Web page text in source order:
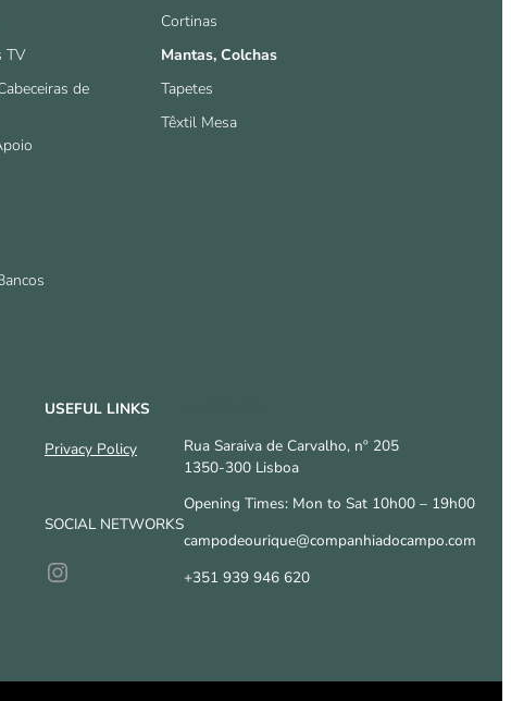
TV
de
Cortinas
Mantas, Colchas
Tapetes
Têxtil Mesa
USEFUL LINKS
Privacy Policy
SOCIAL NETWORKS
Instagram
Rua Saraiva de Carvalho, nº 205
1350-300 Lisboa
Opening Times: Mon to Sat 10h00 – 19h00
campodeourique@companhiadocampo.com
+351 939 946 620